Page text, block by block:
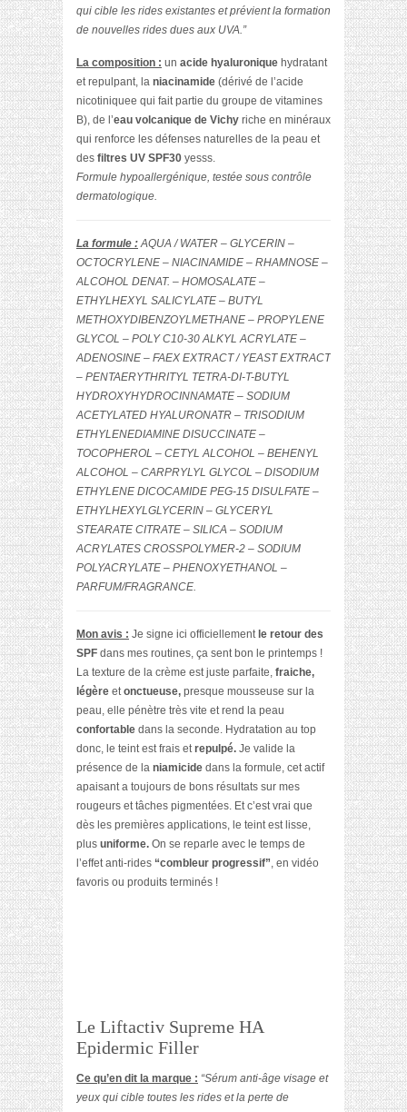
qui cible les rides existantes et prévient la formation
de nouvelles rides dues aux UVA.”
La composition : un acide hyaluronique hydratant
et repulpant, la niacinamide (dérivé de l’acide
nicotiniquee qui fait partie du groupe de vitamines
B), de l’eau volcanique de Vichy riche en minéraux
qui renforce les défenses naturelles de la peau et
des filtres UV SPF30 yesss.
Formule hypoallergénique, testée sous contrôle
dermatologique.
La formule : AQUA / WATER – GLYCERIN –
OCTOCRYLENE – NIACINAMIDE – RHAMNOSE –
ALCOHOL DENAT. – HOMOSALATE –
ETHYLHEXYL SALICYLATE – BUTYL
METHOXYDIBENZOYLMETHANE – PROPYLENE
GLYCOL – POLY C10-30 ALKYL ACRYLATE –
ADENOSINE – FAEX EXTRACT / YEAST EXTRACT
– PENTAERYTHRITYL TETRA-DI-T-BUTYL
HYDROXYHYDROCINNAMATE – SODIUM
ACETYLATED HYALURONATR – TRISODIUM
ETHYLENEDIAMINE DISUCCINATE –
TOCOPHEROL – CETYL ALCOHOL – BEHENYL
ALCOHOL – CARPRYLYL GLYCOL – DISODIUM
ETHYLENE DICOCAMIDE PEG-15 DISULFATE –
ETHYLHEXYLGLYCERIN – GLYCERYL
STEARATE CITRATE – SILICA – SODIUM
ACRYLATES CROSSPOLYMER-2 – SODIUM
POLYACRYLATE – PHENOXYETHANOL –
PARFUM/FRAGRANCE.
Mon avis : Je signe ici officiellement le retour des
SPF dans mes routines, ça sent bon le printemps !
La texture de la crème est juste parfaite, fraiche,
légère etonctueuse, presque mousseuse sur la
peau, elle pénètre très vite et rend la peau
confortable dans la seconde. Hydratation au top
donc, le teint est frais etrepulpé. Je valide la
présence de la niamicide dans la formule, cet actif
apaisant a toujours de bons résultats sur mes
rougeurs et tâches pigmentées. Et c’est vrai que
dès les premières applications, le teint est lisse,
plus uniforme. On se reparle avec le temps de
l’effet anti-rides “combleur progressif”, en vidéo
favoris ou produits terminés !
Le Liftactiv Supreme HA
Epidermic Filler
Ce qu’en dit la marque : “Sérum anti-âge visage et
yeux qui cible toutes les rides et la perte de